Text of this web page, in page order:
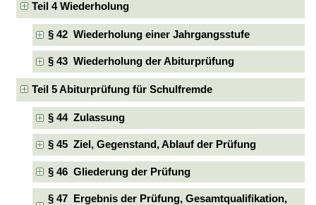
Teil 4 Wiederholung
§ 42 Wiederholung einer Jahrgangsstufe
§ 43 Wiederholung der Abiturprüfung
Teil 5 Abiturprüfung für Schulfremde
§ 44 Zulassung
§ 45 Ziel, Gegenstand, Ablauf der Prüfung
§ 46 Gliederung der Prüfung
§ 47 Ergebnis der Prüfung, Gesamtqualifikation,